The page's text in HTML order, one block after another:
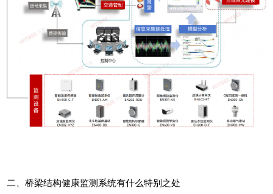
二、桥梁结构健康监测系统有什么特别之处